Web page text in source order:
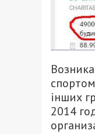
інших
2014